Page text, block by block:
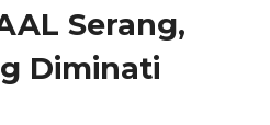
Serang,
Diminati